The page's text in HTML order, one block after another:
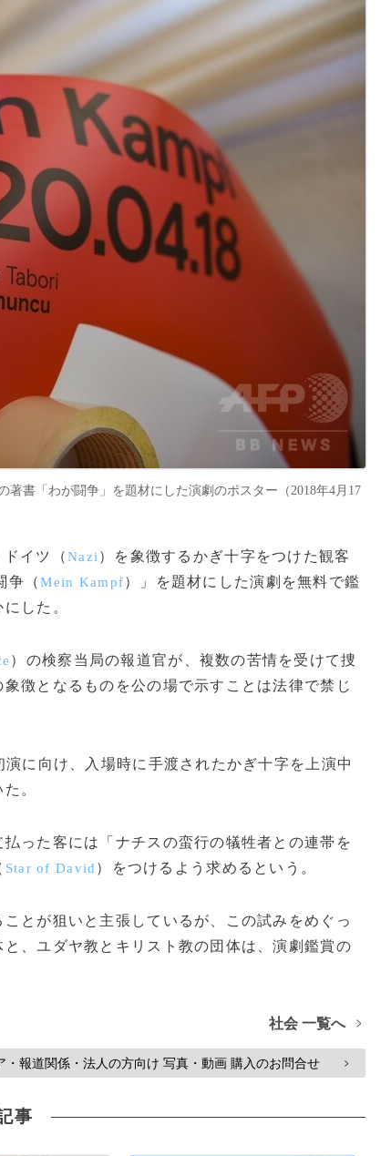
書「わが闘争」を題材にした演劇のポスター（2018年4月17
イツ（Nazi ）を象徴するかぎ十字をつけた観客
争（Mein Kampf）」を題材にした演劇を無料で鑑
した。
）の検察当局の報道官が、複数の苦情を受けて捜
徴となるものを公の場で示すことは法律で禁じ
に向け、入場時に手渡されたかぎ十字を上演中
。
った客には「ナチスの蛮行の犠牲者との連帯を
Star of David ）をつけるよう求めるという。
とが狙いと主張しているが、この試みをめぐっ
、ユダヤ教とキリスト教の団体は、演劇鑑賞の
社会 一覧へ >
・報道関係・法人の方向け 写真・動画 購入のお問合せ >
事